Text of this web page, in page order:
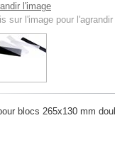
l'image
sur l'image pour l'agrandir
blocs 265x130 mm